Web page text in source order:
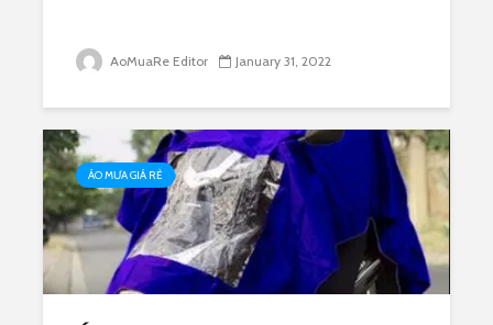
AoMuaRe Editor January 31, 2022
ÁO MƯA GIÁ RẺ